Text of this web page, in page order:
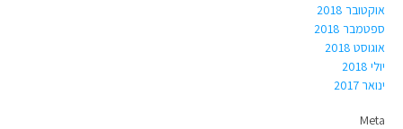
אוקטובר 2018
ספטמבר 2018
אוגוסט 2018
יולי 2018
ינואר 2017
Meta